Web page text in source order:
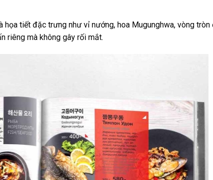
họa tiết đặc trưng như vỉ nướng, hoa Mugunghwa, vòng tròn
riêng mà không gây rối mắt.